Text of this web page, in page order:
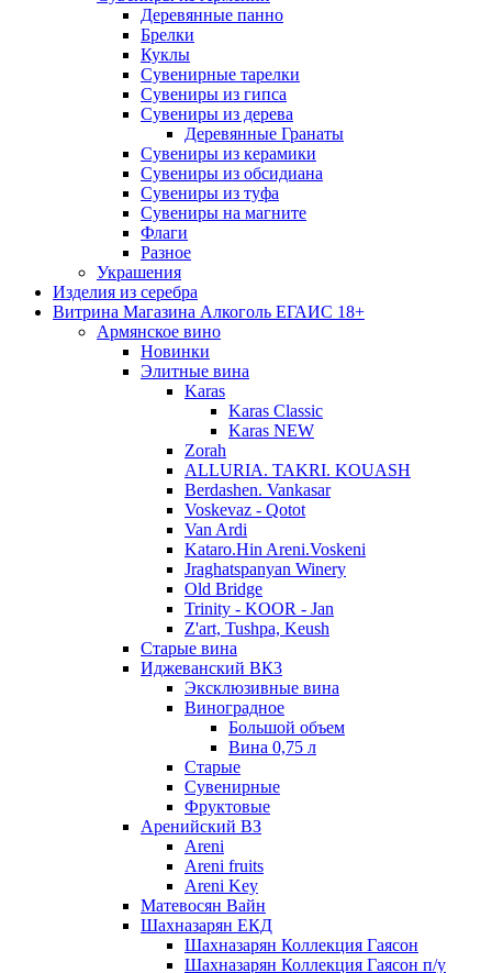
Деревянные панно
Брелки
Куклы
Сувенирные тарелки
Сувениры из гипса
Сувениры из дерева
Деревянные Гранаты
Сувениры из керамики
Сувениры из обсидиана
Сувениры из туфа
Сувениры на магните
Флаги
Разное
Украшения
Изделия из серебра
Витрина Магазина Алкоголь ЕГАИС 18+
Армянское вино
Новинки
Элитные вина
Karas
Karas Classic
Karas NEW
Zorah
ALLURIA. TAKRI. KOUASH
Berdashen. Vankasar
Voskevaz - Qotot
Van Ardi
Kataro.Hin Areni.Voskeni
Jraghatspanyan Winery
Old Bridge
Trinity - KOOR - Jan
Z'art, Tushpa, Keush
Старые вина
Иджеванский ВК3
Эксклюзивные вина
Виноградное
Большой объем
Вина 0,75 л
Старые
Сувенирные
Фруктовые
Аренийский ВЗ
Areni
Areni fruits
Areni Key
Матевосян Вайн
Шахназарян ЕКД
Шахназарян Коллекция Гаясон
Шахназарян Коллекция Гаясон п/у